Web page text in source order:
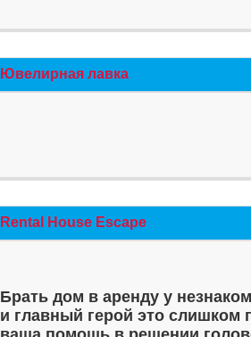
Ювелирная лавка
Rental House Escape
Брать дом в аренду у
и главный герой это слишком